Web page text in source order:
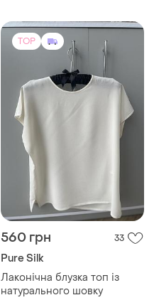
TOP
560 грн 33
Pure Silk
Лаконічна блузка топ із
натурального шовку